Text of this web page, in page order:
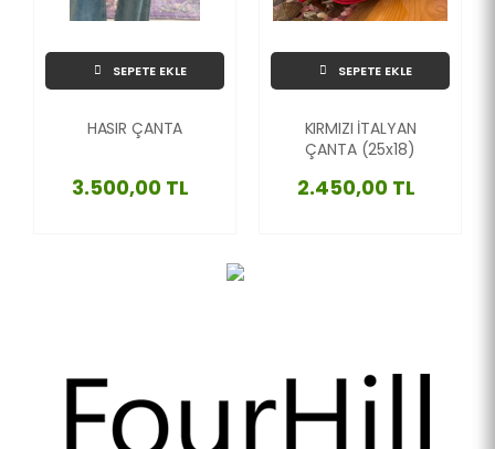
SEPETE EKLE
HASIR ÇANTA
3.500,00 TL
SEPETE EKLE
KIRMIZI İTALYAN
ÇANTA (25x18)
2.450,00 TL